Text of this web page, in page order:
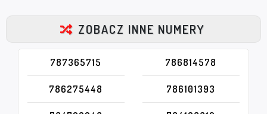
ZOBACZ INNE NUMERY
787365715 786814578
786275448 786101393